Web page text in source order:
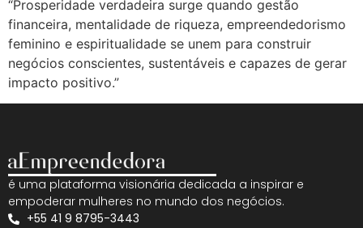
“Prosperidade verdadeira surge quando gestão
financeira, mentalidade de riqueza, empreendedorismo
feminino e espiritualidade se unem para construir
negócios conscientes, sustentáveis e capazes de gerar
impacto positivo.”
é uma plataforma visionária dedicada a inspirar e
empoderar mulheres no mundo dos negócios.
+55 41 9 8795-3443